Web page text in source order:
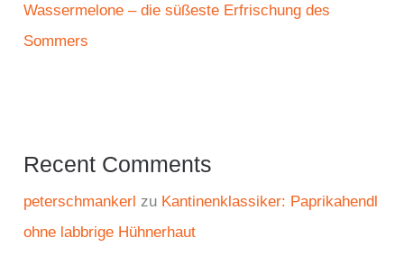
Wassermelone – die süßeste Erfrischung des
Sommers
Recent Comments
peterschmankerl zu Kantinenklassiker: Paprikahendl
ohne labbrige Hühnerhaut